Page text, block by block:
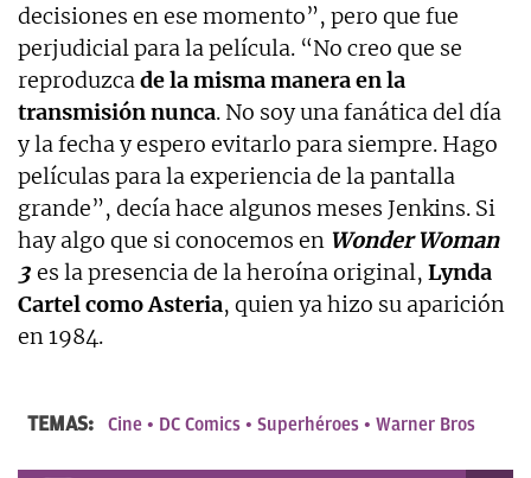
decisiones en ese momento”, pero que fue
perjudicial para la película. “No creo que se
reproduzcade la misma manera en la
transmisión nunca. No soy una fanática del día
y la fecha y espero evitarlo para siempre. Hago
películas para la experiencia de la pantalla
grande”, decía hace algunos meses Jenkins. Si
hay algo que si conocemos en Wonder Woman
3 es la presencia de la heroína original, Lynda
Cartel como Asteria, quien ya hizo su aparición
en 1984.
TEMAS: Cine DC Comics Superhéroes Warner Bros